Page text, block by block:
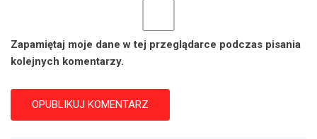
Zapamiętaj moje dane w tej przeglądarce podczas pisania
kolejnych komentarzy.